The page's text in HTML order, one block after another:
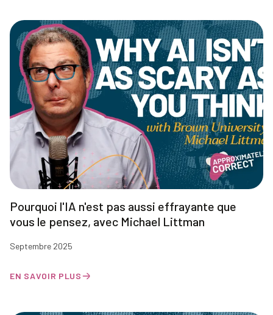
Pourquoi l'IA n'est pas aussi effrayante que
vous le pensez, avec Michael Littman
Septembre 2025
EN SAVOIR PLUS